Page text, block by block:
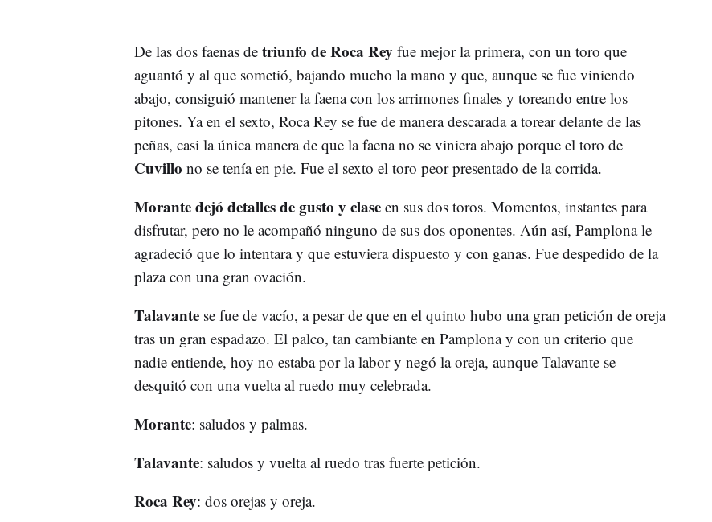
De las dos faenas de triunfo de Roca Rey fue mejor la primera, con un toro que
aguantó y al que sometió, bajando mucho la mano y que, aunque se fue viniendo
abajo, consiguió mantener la faena con los arrimones finales y toreando entre los
pitones. Ya en el sexto, Roca Rey se fue de manera descarada a torear delante de las
peñas, casi la única manera de que la faena no se viniera abajo porque el toro de
Cuvillo no se tenía en pie. Fue el sexto el toro peor presentado de la corrida.
Morante dejó detalles de gusto y claseen sus dos toros. Momentos, instantes para
disfrutar, pero no le acompañó ninguno de sus dos oponentes. Aún así, Pamplona le
agradeció que lo intentara y que estuviera dispuesto y con ganas. Fue despedido de la
plaza con una gran ovación.
Talavantese fue de vacío, a pesar de que en el quinto hubo una gran petición de oreja
tras un gran espadazo. El palco, tan cambiante en Pamplona y con un criterio que
nadie entiende, hoy no estaba por la labor y negó la oreja, aunque Talavante se
desquitó con una vuelta al ruedo muy celebrada.
Morante: saludos y palmas.
Talavante: saludos y vuelta al ruedo tras fuerte petición.
Roca Rey: dos orejas y oreja.